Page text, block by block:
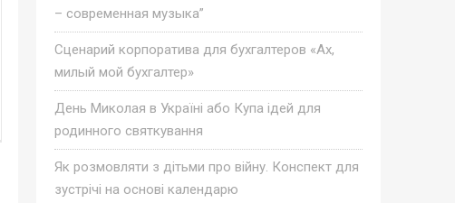
– современная музыка”
Сценарий корпоратива для бухгалтеров «Ах,
милый мой бухгалтер»
День Миколая в Україні або Купа ідей для
родинного святкування
Як розмовляти з дітьми про війну. Конспект для
зустрічі на основі календарю